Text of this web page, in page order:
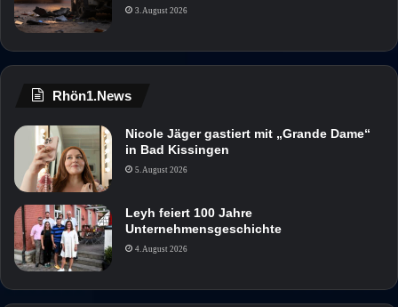
3. August 2026
Rhön1.News
Nicole Jäger gastiert mit „Grande Dame“
in Bad Kissingen
5. August 2026
Leyh feiert 100 Jahre
Unternehmensgeschichte
4. August 2026